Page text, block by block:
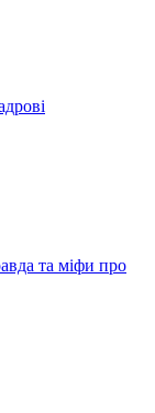
та міфи про